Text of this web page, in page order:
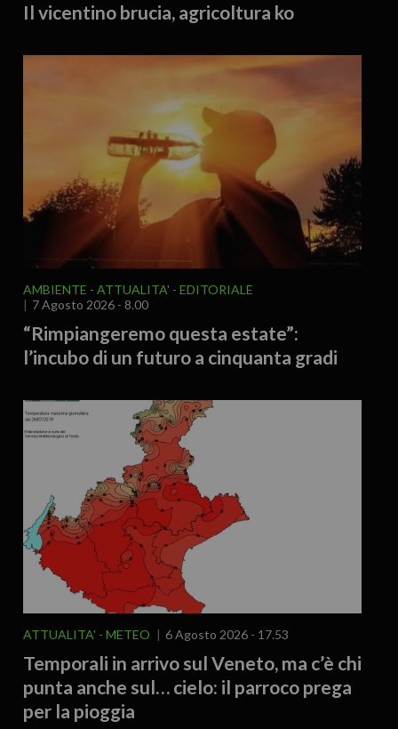
Il vicentino brucia, agricoltura ko
AMBIENTE ATTUALITA'
EDITORIALE
7 Agosto 2026 - 8.00
“Rimpiangeremo questa estate”:
l’incubo di un futuro a cinquanta gradi
ATTUALITA' METEO 6 Agosto 2026 - 17.53
Temporali in arrivo sul Veneto, ma c’è chi
punta anche sul… cielo: il parroco prega
per la pioggia